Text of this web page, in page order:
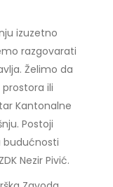
izuzetno
razgovarati
Želimo da
ili
Kantonalne
Postoji
budućnosti
Nezir Pivić.